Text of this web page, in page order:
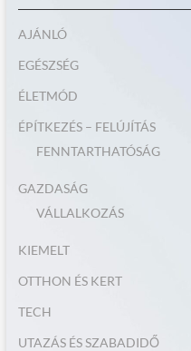
AJÁNLÓ
EGÉSZSÉG
ÉLETMÓD
ÉPÍTKEZÉS – FELÚJÍTÁS
FENNTARTHATÓSÁG
GAZDASÁG
VÁLLALKOZÁS
KIEMELT
OTTHON ÉS KERT
TECH
UTAZÁS ÉS SZABADIDŐ